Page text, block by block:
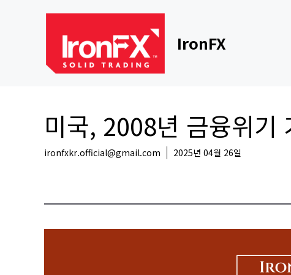
IronFX
미국, 2008년 금융위기
ironfxkr.official@gmail.com 2025년 04월 26일